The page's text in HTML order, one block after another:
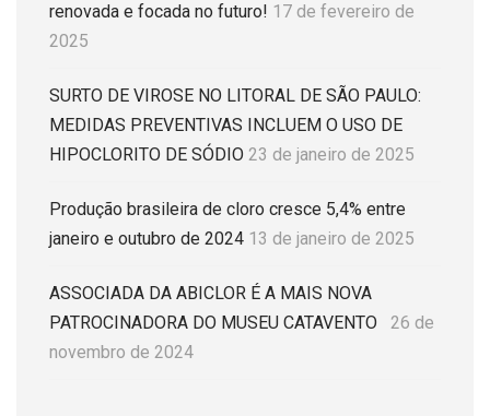
renovada e focada no futuro! 17 de fevereiro de
2025
SURTO DE VIROSE NO LITORAL DE SÃO PAULO:
MEDIDAS PREVENTIVAS INCLUEM O USO DE
HIPOCLORITO DE SÓDIO 23 de janeiro de 2025
Produção brasileira de cloro cresce 5,4% entre
janeiro e outubro de 2024 13 de janeiro de 2025
ASSOCIADA DA ABICLOR É A MAIS NOVA
PATROCINADORA DO MUSEU CATAVENTO
26 de
novembro de 2024